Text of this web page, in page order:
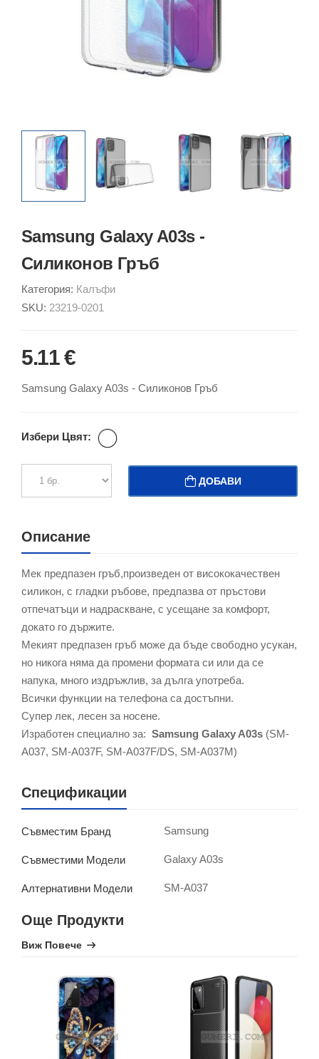
Samsung Galaxy A03s -
Силиконов Гръб
Категория: Калъфи
SKU: 23219-0201
5.11 €
Samsung Galaxy A03s - Силиконов Гръб
Избери Цвят:
ДОБАВИ
Описание
Мек предпазен гръб,произведен от висококачествен
силикон, с гладки ръбове, предпазва от пръстови
отпечатъци и надраскване, с усещане за комфорт,
докато го държите.
Мекият предпазен гръб може да бъде свободно усукан,
но никога няма да промени формата си или да се
напука, много издръжлив, за дълга употреба.
Всички функции на телефона са достъпни.
Супер лек, лесен за носене.
Изработен специално за: Samsung Galaxy A03s (SM-
A037, SM-A037F, SM-A037F/DS, SM-A037M)
Спецификации
Съвместим Бранд Samsung
Съвместими Модели Galaxy A03s
Алтернативни Модели SM-A037
Още Продукти
Виж Повече